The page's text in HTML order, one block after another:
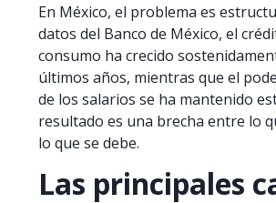
En México, el problema es
datos del Banco de México, el
consumo ha crecido
últimos años, mientras que el
de los salarios se ha mantenido
resultado es una brecha entre lo
lo que se debe.
Las principales